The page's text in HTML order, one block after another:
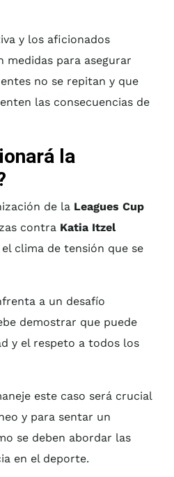
y los aficionados
medidas para asegurar
no se repitan y que
las consecuencias de
la
de la Leagues Cup
contra Katia Itzel
clima de tensión que se
a un desafío
demostrar que puede
y el respeto a todos los
este caso será crucial
y para sentar un
se deben abordar las
en el deporte.